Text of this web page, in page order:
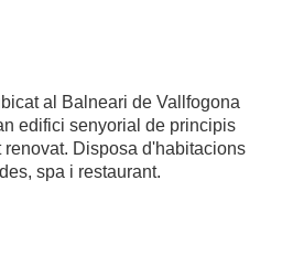
al Balneari de Vallfogona
edifici senyorial de principis
Disposa d'habitacions
spa i restaurant.